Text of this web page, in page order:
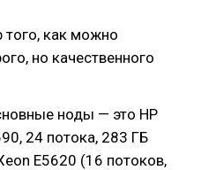
того, как можно
но качественного
ноды — это HP
24 потока, 283 ГБ
E5620 (16 потоков,